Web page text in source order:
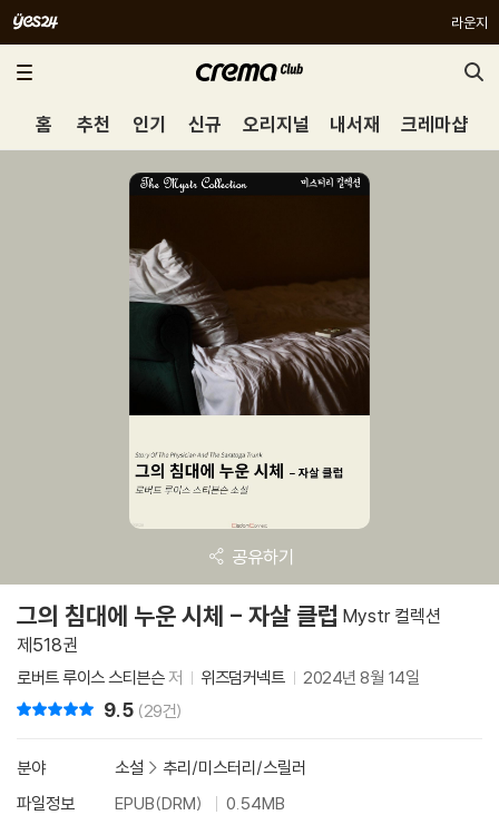
라운지
홈 추천 인기 신규 오리지널 내서재 크레마샵
공유하기
그의 침대에 누운 시체 - 자살 클럽 Mystr 컬렉션
제518권
로버트 루이스 스티븐슨저 위즈덤커넥트 2024년 8월 14일
9.5 (29건)
분야 소설 > 추리/미스터리/스릴러
파일정보
EPUB(DRM)
0.54MB